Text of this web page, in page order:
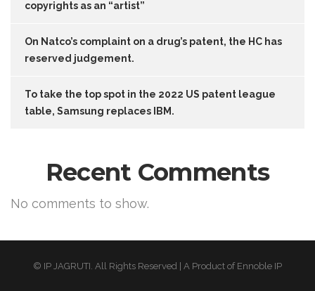
copyrights as an “artist”
On Natco’s complaint on a drug’s patent, the HC has
reserved judgement.
To take the top spot in the 2022 US patent league
table, Samsung replaces IBM.
Recent Comments
No comments to show.
© IP JAGRUTI. All Rights Reserved | A Product of Ennoble IP